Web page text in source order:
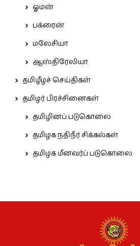
ஓமன்
பக்ரைன்
மலேசியா
ஆஸ்திரேலியா
தமிழீழச் செய்திகள்
தமிழர் பிரச்சினைகள்
தமிழினப் படுகொலை
தமிழக நதிநீர் சிக்கல்கள்
தமிழக மீனவர்ப் படுகொலை